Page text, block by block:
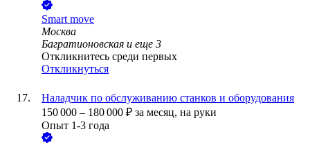
Smart move
Москва
Багратионовская и еще 3
Откликнитесь среди первых
Откликнуться
Наладчик по обслуживанию станков и оборудования
150 000 – 180 000 ₽ за месяц, на руки
Опыт 1-3 года